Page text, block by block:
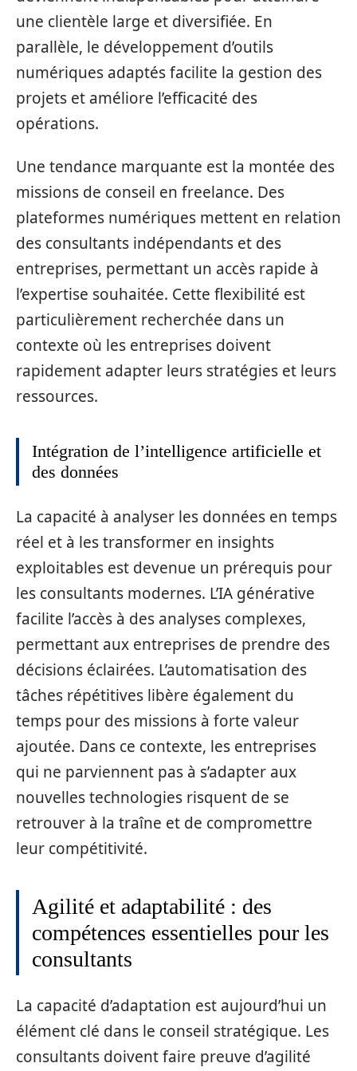
une clientèle large et diversifiée. En
parallèle, le développement d’outils
numériques adaptés facilite la gestion des
projets et améliore l’efficacité des
opérations.
Une tendance marquante est la montée des
missions de conseil en freelance. Des
plateformes numériques mettent en relation
des consultants indépendants et des
entreprises, permettant un accès rapide à
l’expertise souhaitée. Cette flexibilité est
particulièrement recherchée dans un
contexte où les entreprises doivent
rapidement adapter leurs stratégies et leurs
ressources.
Intégration de l’intelligence artificielle et
des données
La capacité à analyser les données en temps
réel et à les transformer en insights
exploitables est devenue un prérequis pour
les consultants modernes. L’IA générative
facilite l’accès à des analyses complexes,
permettant aux entreprises de prendre des
décisions éclairées. L’automatisation des
tâches répétitives libère également du
temps pour des missions à forte valeur
ajoutée. Dans ce contexte, les entreprises
qui ne parviennent pas à s’adapter aux
nouvelles technologies risquent de se
retrouver à la traîne et de compromettre
leur compétitivité.
Agilité et adaptabilité : des
compétences essentielles pour les
consultants
La capacité d’adaptation est aujourd’hui un
élément clé dans le conseil stratégique. Les
consultants doivent faire preuve d’agilité